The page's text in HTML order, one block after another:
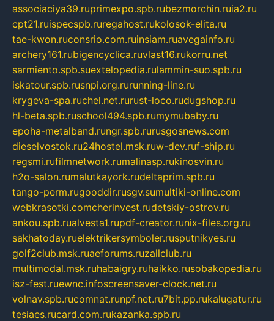
associaciya39.ruprimexpo.spb.rubezmorchin.ruia2.ru
cpt21.ruispecspb.ruregahost.rukolosok-elita.ru
tae-kwon.ruconsrio.com.ruinsiam.ruavegainfo.ru
archery161.rubigencyclica.ruvlast16.rukorru.net
sarmiento.spb.suextelopedia.rulammin-suo.spb.ru
iskatour.spb.rusnpi.org.rurunning-line.ru
krygeva-spa.ruchel.net.rurust-loco.rudugshop.ru
hl-beta.spb.ruschool494.spb.rumymubaby.ru
epoha-metalband.rungr.spb.rurusgosnews.com
dieselvostok.ru24hostel.msk.ruw-dev.ruf-ship.ru
regsmi.rufilmnetwork.rumalinasp.rukinosvin.ru
h2o-salon.rumalutkayork.rudeltaprim.spb.ru
tango-perm.rugooddir.rusgv.sumultiki-online.com
webkrasotki.comcherinvest.rudetskiy-ostrov.ru
ankou.spb.rualvesta1.rupdf-creator.runix-files.org.ru
sakhatoday.ruelektrikersymboler.rusputnikyes.ru
golf2club.msk.ruaeforums.ruzallclub.ru
multimodal.msk.ruhabaigry.ruhaikko.rusobakopedia.ru
isz-fest.ruewnc.infoscreensaver-clock.net.ru
volnav.spb.rucomnat.runpf.net.ru7bit.pp.rukalugatur.ru
tesiaes.rucard.com.rukazanka.spb.ru